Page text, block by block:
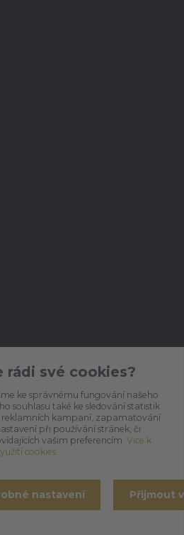
735
hod.)
rádi své cookies?
ke správnému fungování našeho
souhlasu také ke sledování statistik
kampaní, zapamatování
při používání stránek, či
vašim preferencím. Více k
cookies
nastavení Přijmout